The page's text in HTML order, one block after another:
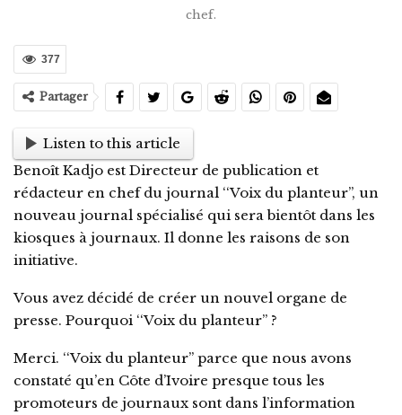
chef.
377
Partager
Listen to this article
Benoît Kadjo est Directeur de publication et
rédacteur en chef du journal ‘‘Voix du planteur’’, un
nouveau journal spécialisé qui sera bientôt dans les
kiosques à journaux. Il donne les raisons de son
initiative.
Vous avez décidé de créer un nouvel organe de
presse. Pourquoi ‘‘Voix du planteur’’ ?
Merci. ‘‘Voix du planteur’’ parce que nous avons
constaté qu’en Côte d’Ivoire presque tous les
promoteurs de journaux sont dans l’information